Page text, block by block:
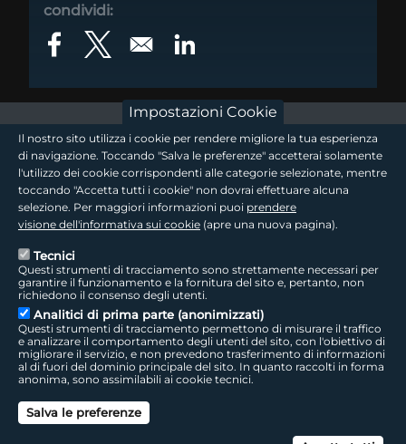
condividi:
Opens in a new window
Opens in a new windowOpens in a new window
footer - sezione logo 1
footer - sezione logo2
footer - sezione colophon
Sede Legale: Via della Liberazione, 15 - 40128 Bologna BO
Capitale Sociale interamente versato ad oggi: € 69.881.000,00 | P.IVA/C.F.
footer - sezione link utili
Seguici sui social
LepidaTV | Accessibilità | Cookie | Privacy | Social Media Policy
Impostazioni Cookie
Il nostro sito utilizza i cookie per rendere migliore la tua esperienza
di navigazione. Toccando "Salva le preferenze" accetterai solamente
l'utilizzo dei cookie corrispondenti alle categorie selezionate, mentre
toccando "Accetta tutti i cookie" non dovrai effettuare alcuna
selezione. Per maggiori informazioni puoi prendere
visione dell'informativa sui cookie (apre una nuova pagina).
Tecnici
Questi strumenti di tracciamento sono strettamente necessari per
garantire il funzionamento e la fornitura del sito e, pertanto, non
richiedono il consenso degli utenti.
Analitici di prima parte (anonimizzati)
Questi strumenti di tracciamento permettono di misurare il traffico
e analizzare il comportamento degli utenti del sito, con l'obiettivo di
migliorare il servizio, e non prevedono trasferimento di informazioni
al di fuori del dominio principale del sito. In quanto raccolti in forma
anonima, sono assimilabili ai cookie tecnici.
Salva le preferenze